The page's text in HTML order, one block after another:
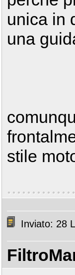
unica in
una
stile
Inviato: 28